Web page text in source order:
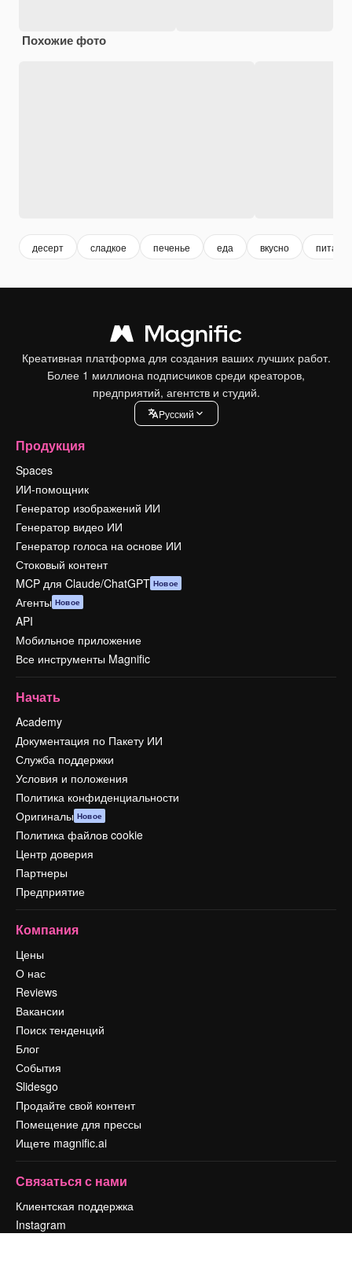
Похожие фото
десерт сладкое печенье еда вкусно
Креативная платформа для создания ваших лучших работ.
Более 1 миллиона подписчиков среди креаторов,
предприятий, агентств и студий.
Pусский
Продукция
Spaces
ИИ-помощник
Генератор изображений ИИ
Генератор видео ИИ
Генератор голоса на основе ИИ
Стоковый контент
MCP для Claude/ChatGPT Новое
Агенты Новое
API
Мобильное приложение
Все инструменты Magnific
Начать
Academy
Документация по Пакету ИИ
Служба поддержки
Условия и положения
Политика конфиденциальности
Оригиналы Новое
Политика файлов cookie
Центр доверия
Партнеры
Предприятие
Компания
Цены
О нас
Reviews
Вакансии
Поиск тенденций
Блог
События
Slidesgo
Продайте свой контент
Помещение для прессы
Ищете magnific.ai
Связаться с нами
Клиентская поддержка
Instagram